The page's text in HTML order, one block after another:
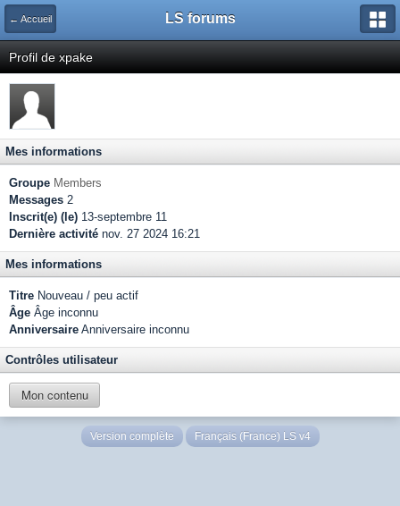
← Accueil LS forums
Profil de xpake
Mes informations
Groupe Members
Messages 2
Inscrit(e) (le) 13-septembre 11
Dernière activité nov. 27 2024 16:21
Mes informations
Titre Nouveau / peu actif
Âge Âge inconnu
Anniversaire Anniversaire inconnu
Contrôles utilisateur
Mon contenu
Version complète Français (France) LS v4